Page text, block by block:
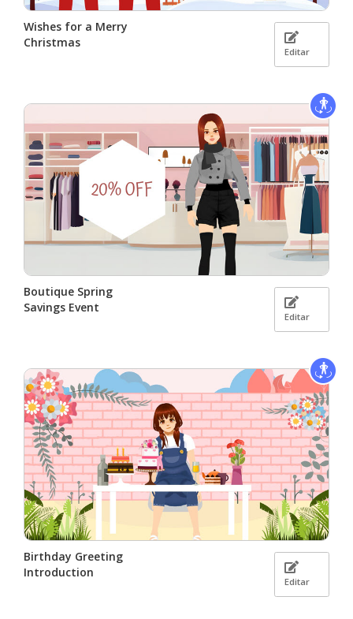
Wishes for a Merry
Christmas
Editar
Boutique Spring
Savings Event
Editar
Birthday Greeting
Introduction
Editar